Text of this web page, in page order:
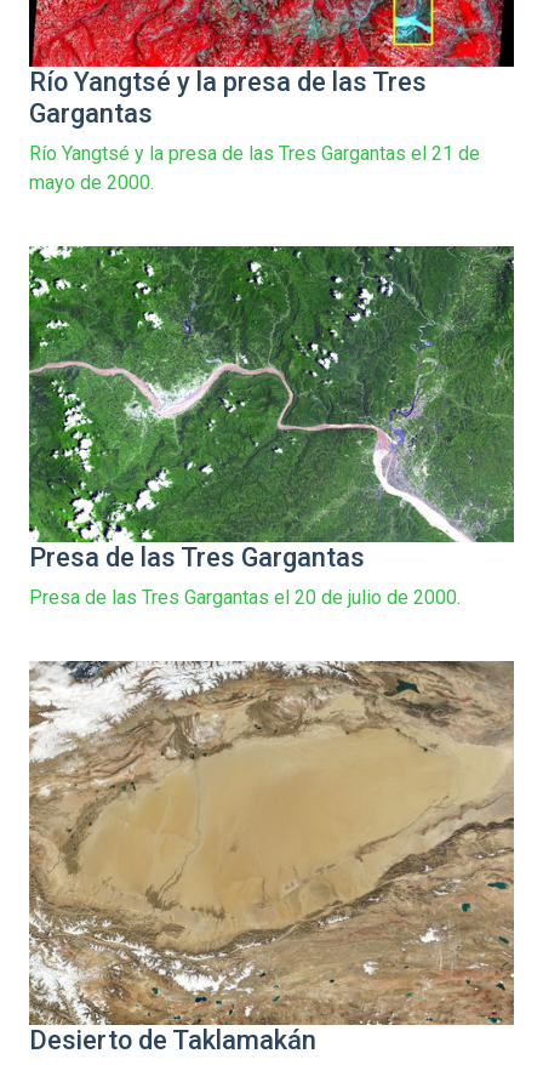
Río Yangtsé y la presa de las Tres
Gargantas
Río Yangtsé y la presa de las Tres Gargantas el 21 de
mayo de 2000.
Presa de las Tres Gargantas
Presa de las Tres Gargantas el 20 de julio de 2000.
Desierto de Taklamakán